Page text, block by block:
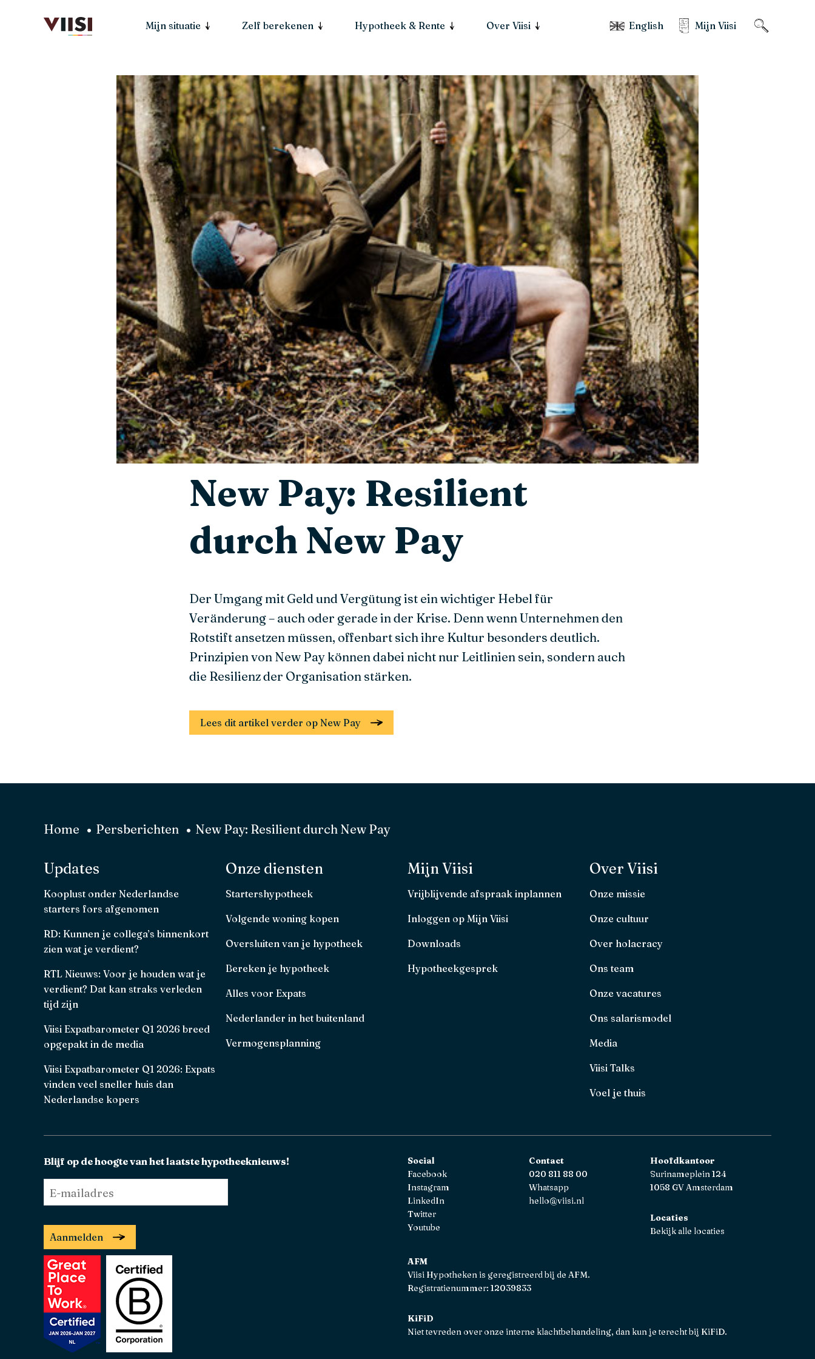
Mijn situatie Zelf berekenen Hypotheek & Rente Over Viisi English Mijn Viisi
New Pay: Resilient
durch New Pay
Der Umgang mit Geld und Vergütung ist ein wichtiger Hebel für
Veränderung – auch oder gerade in der Krise. Denn wenn Unternehmen den
Rotstift ansetzen müssen, offenbart sich ihre Kultur besonders deutlich.
Prinzipien von New Pay können dabei nicht nur Leitlinien sein, sondern auch
die Resilienz der Organisation stärken.
Lees dit artikel verder op New Pay
Home Persberichten New Pay: Resilient durch New Pay
Updates
Kooplust onder Nederlandse
starters fors afgenomen
RD: Kunnen je collega’s binnenkort
zien wat je verdient?
RTL Nieuws: Voor je houden wat je
verdient? Dat kan straks verleden
tijd zijn
Viisi Expatbarometer Q1 2026 breed
opgepakt in de media
Viisi Expatbarometer Q1 2026: Expats
vinden veel sneller huis dan
Nederlandse kopers
Onze diensten
Startershypotheek
Volgende woning kopen
Oversluiten van je hypotheek
Bereken je hypotheek
Alles voor Expats
Nederlander in het buitenland
Vermogensplanning
Mijn Viisi
Vrijblijvende afspraak inplannen
Inloggen op Mijn Viisi
Downloads
Hypotheekgesprek
Over Viisi
Onze missie
Onze cultuur
Over holacracy
Ons team
Onze vacatures
Ons salarismodel
Media
Viisi Talks
Voel je thuis
Blijf op de hoogte van het laatste hypotheeknieuws!
E-
mailadres *
Aanmelden
Social
Facebook
Instagram
LinkedIn
Twitter
Youtube
Contact
020 811 88 00
Whatsapp
hello@viisi.nl
Hoofdkantoor
Surinameplein 124
1058 GV Amsterdam
Locaties
Bekijk alle locaties
AFM
Viisi Hypotheken is geregistreerd bij de AFM.
Registratienummer: 12039833
KiFiD
Niet tevreden over onze interne klachtbehandeling, dan kun je terecht bij KiFiD.